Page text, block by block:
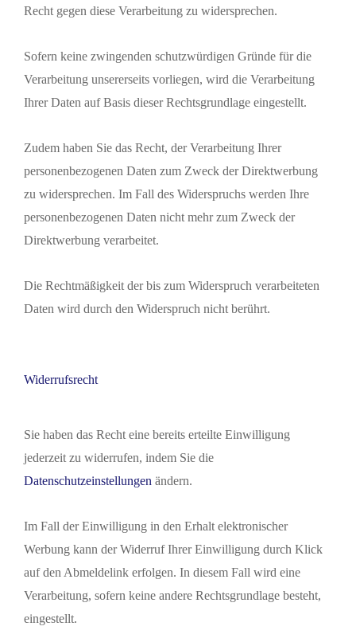
Recht gegen diese Verarbeitung zu widersprechen.
Sofern keine zwingenden schutzwürdigen Gründe für die
Verarbeitung unsererseits vorliegen, wird die Verarbeitung
Ihrer Daten auf Basis dieser Rechtsgrundlage eingestellt.
Zudem haben Sie das Recht, der Verarbeitung Ihrer
personenbezogenen Daten zum Zweck der Direktwerbung
zu widersprechen. Im Fall des Widerspruchs werden Ihre
personenbezogenen Daten nicht mehr zum Zweck der
Direktwerbung verarbeitet.
Die Rechtmäßigkeit der bis zum Widerspruch verarbeiteten
Daten wird durch den Widerspruch nicht berührt.
Widerrufsrecht
Sie haben das Recht eine bereits erteilte Einwilligung
jederzeit zu widerrufen, indem Sie die
Datenschutzeinstellungen ändern.
Im Fall der Einwilligung in den Erhalt elektronischer
Werbung kann der Widerruf Ihrer Einwilligung durch Klick
auf den Abmeldelink erfolgen. In diesem Fall wird eine
Verarbeitung, sofern keine andere Rechtsgrundlage besteht,
eingestellt.